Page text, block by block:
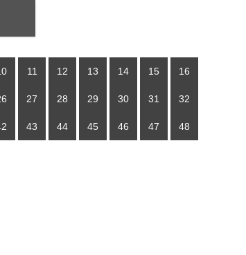
11 12 13 14 15 16
27 28 29 30 31 32
43 44 45 46 47 48